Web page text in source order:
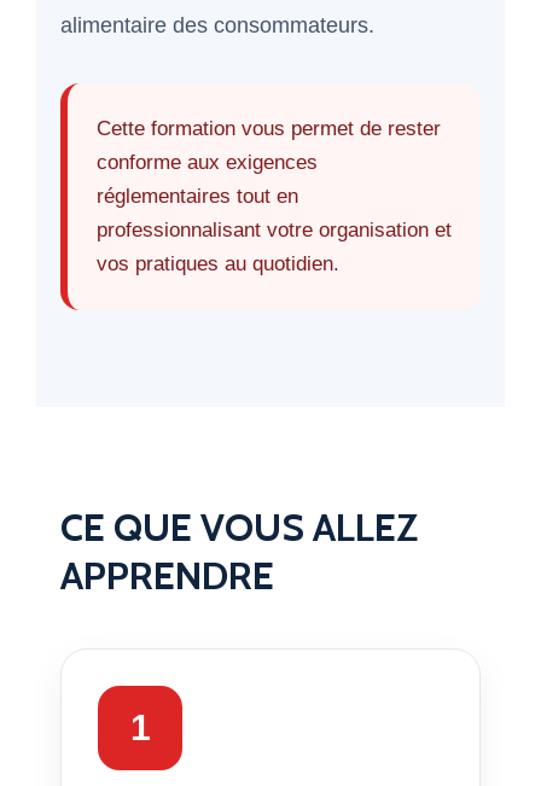
alimentaire des consommateurs.
Cette formation vous permet de rester
conforme aux exigences
réglementaires tout en
professionnalisant votre organisation et
vos pratiques au quotidien.
CE QUE VOUS ALLEZ
APPRENDRE
1